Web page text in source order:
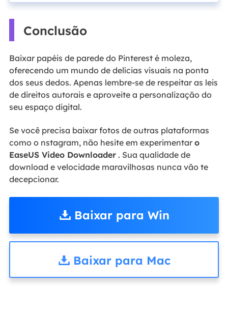
Conclusão
Baixar papéis de parede do Pinterest é moleza,
oferecendo um mundo de delícias visuais na ponta
dos seus dedos. Apenas lembre-se de respeitar as leis
de direitos autorais e aproveite a personalização do
seu espaço digital.
Se você precisa baixar fotos de outras plataformas
como o nstagram, não hesite em experimentar o
EaseUS Video Downloader. Sua qualidade de
download e velocidade maravilhosas nunca vão te
decepcionar.
Baixar para Win
Baixar para Mac